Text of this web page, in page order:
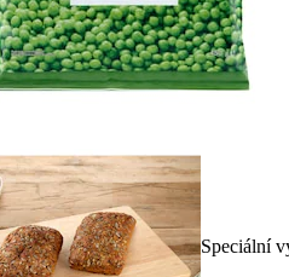
Speciální